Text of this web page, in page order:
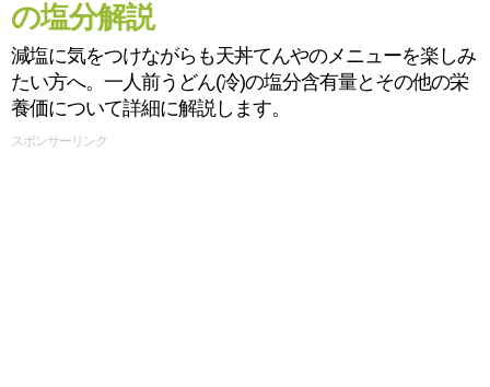
の塩分解説
減塩に気をつけながらも天丼てんやのメニューを楽しみ
たい方へ。一人前うどん(冷)の塩分含有量とその他の栄
養価について詳細に解説します。
スポンサーリンク